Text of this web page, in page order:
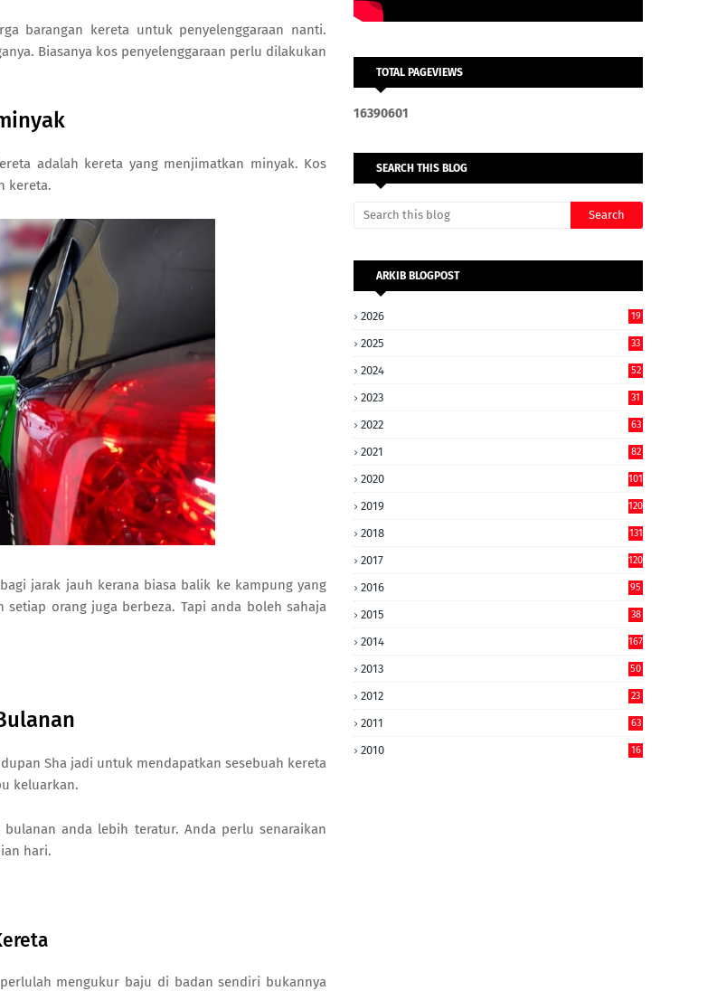
barangan kereta untuk penyelenggaraan nanti.
Biasanya kos penyelenggaraan perlu dilakukan
adalah kereta yang menjimatkan minyak. Kos
kereta.
jarak jauh kerana biasa balik ke kampung yang
orang juga berbeza. Tapi anda boleh sahaja
Sha jadi untuk mendapatkan sesebuah kereta
keluarkan.
anda lebih teratur. Anda perlu senaraikan
hari.
mengukur baju di badan sendiri bukannya
TOTAL PAGEVIEWS
16390601
SEARCH THIS BLOG
ARKIB BLOGPOST
2026 19
2025 33
2024 52
2023 31
2022 63
2021 82
2020 101
2019 120
2018 131
2017 120
2016 95
2015 38
2014 167
2013 50
2012 23
2011 63
2010 16